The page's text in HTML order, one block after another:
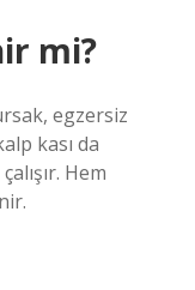
mi?
egzersiz
kası da
Hem